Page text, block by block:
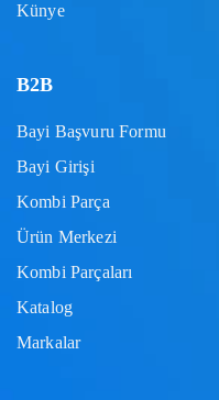
Künye
B2B
Bayi Başvuru Formu
Bayi Girişi
Kombi Parça
Ürün Merkezi
Kombi Parçaları
Katalog
Markalar